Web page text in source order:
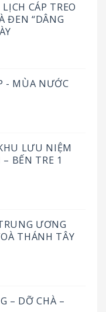
CÁP TREO
ĐEN “DÂNG
- MÙA NƯỚC
LƯU NIỆM
BẾN TRE 1
ƯƠNG
THÁNH TÂY
– DỠ CHÀ –